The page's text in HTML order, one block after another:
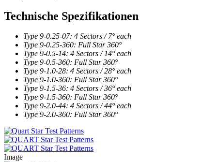
Technische Spezifikationen
Type 9-0.25-07: 4 Sectors / 7° each
Type 9-0.25-360: Full Star 360°
Type 9-0.5-14: 4 Sectors / 14° each
Type 9-0.5-360: Full Star 360°
Type 9-1.0-28: 4 Sectors / 28° each
Type 9-1.0-360: Full Star 360°
Type 9-1.5-36: 4 Sectors / 36° each
Type 9-1.5-360: Full Star 360°
Type 9-2.0-44: 4 Sectors / 44° each
Type 9-2.0-360: Full Star 360°
Image